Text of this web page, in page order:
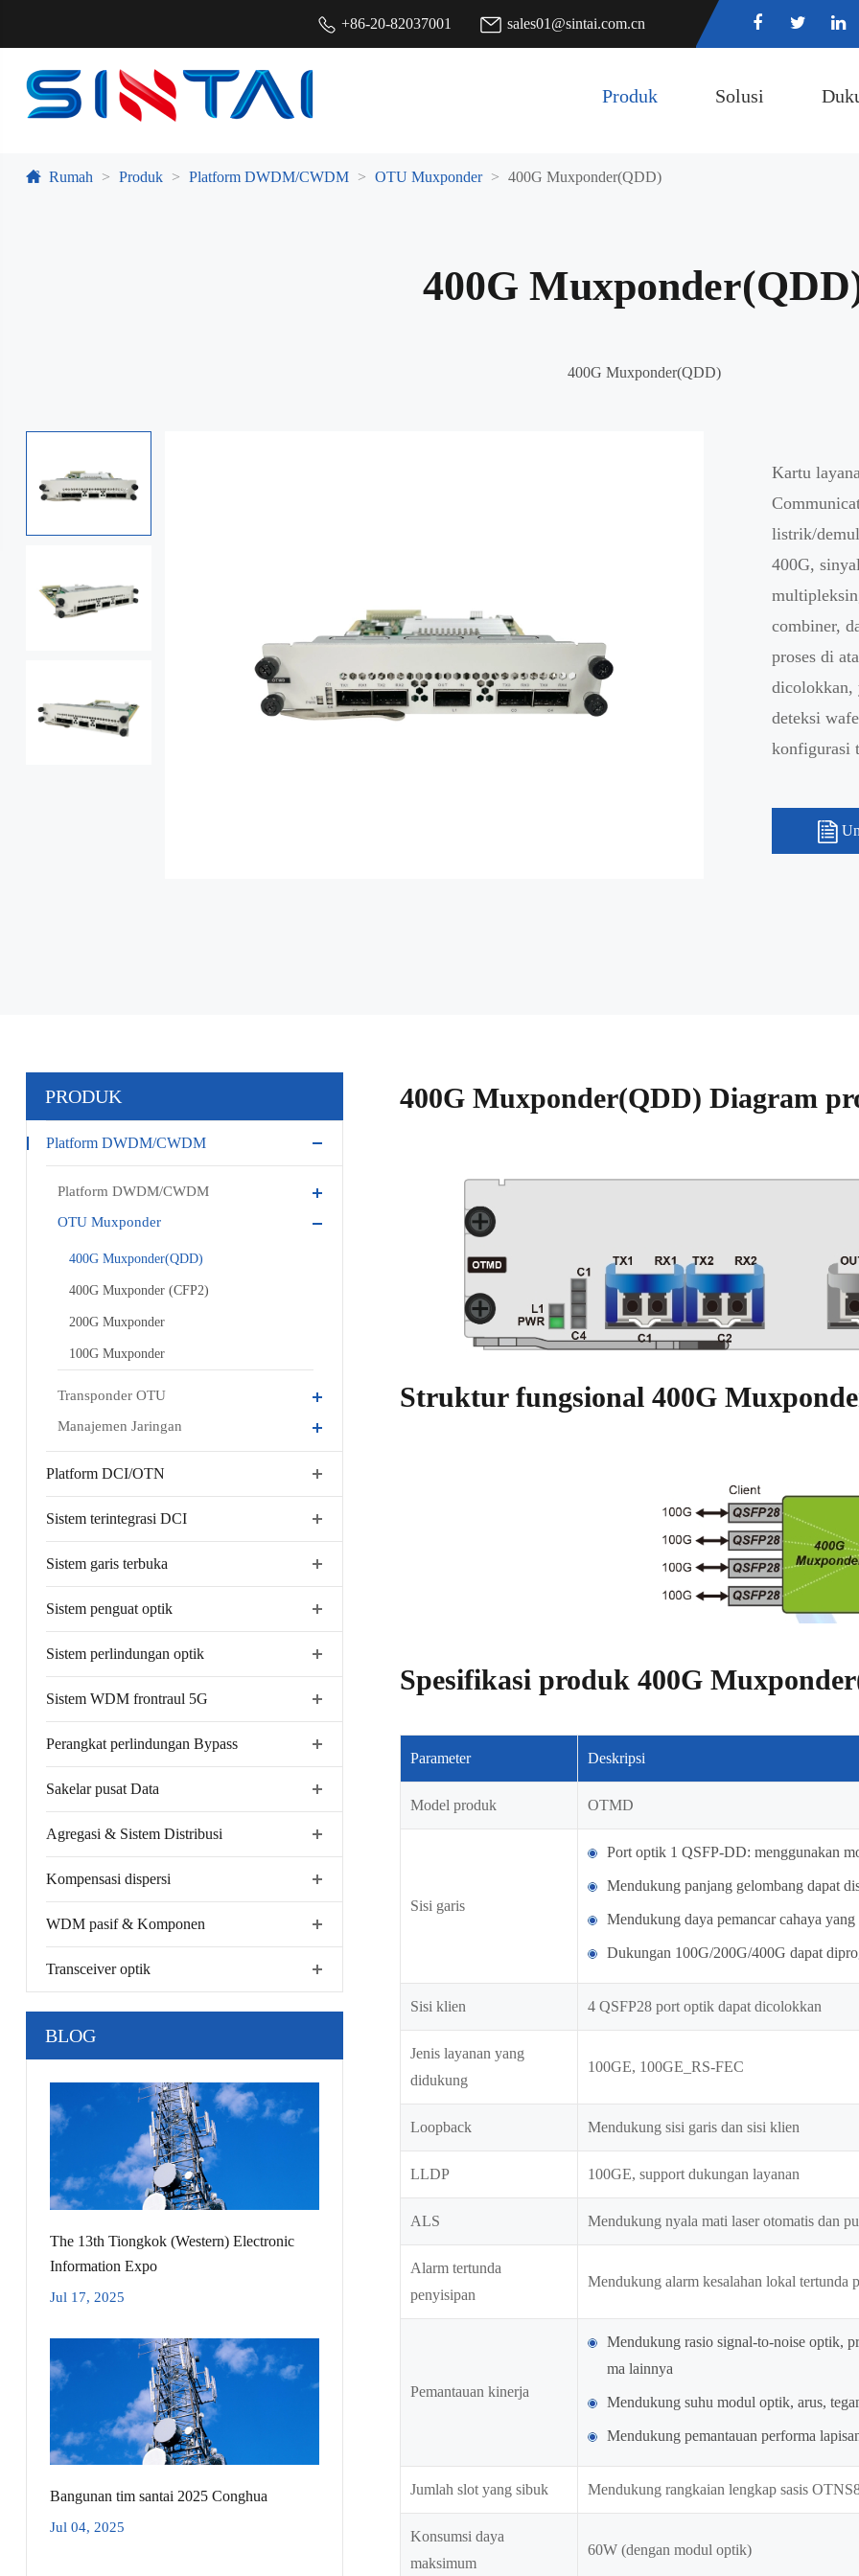
+86-20-82037001 sales01@sintai.com.cn
Produk Solusi
Rumah Produk Platform DWDM/CWDM OTU Muxponder 400G Muxponder(QDD)
400G
400G Muxponder(QDD)
Kartu
listrik/
400G,
combiner,
proses di
dicolokkan,
deteksi
konfigurasi
PRODUK
Platform DWDM/CWDM
Platform DWDM/CWDM
OTU Muxponder
400G Muxponder(QDD)
400G Muxponder (CFP2)
200G Muxponder
100G Muxponder
Transponder OTU
Manajemen Jaringan
Platform DCI/OTN
Sistem terintegrasi DCI
Sistem garis terbuka
Sistem penguat optik
Sistem perlindungan optik
Sistem WDM frontraul 5G
Perangkat perlindungan Bypass
Sakelar pusat Data
Agregasi & Sistem Distribusi
Kompensasi dispersi
WDM pasif & Komponen
Transceiver optik
BLOG
The 13th Tiongkok (Western) Electronic
Information Expo
Jul 17, 2025
Bangunan tim santai 2025 Conghua
Jul 04, 2025
400G Muxponder(QDD) Diagram
Struktur fungsional 400G
Spesifikasi produk 400G
Parameter Deskripsi
Model produk OTMD
Sisi garis
Port optik 1 QSFP-DD: menggunakan
Mendukung panjang gelombang dapat
Mendukung daya pemancar cahaya
Dukungan 100G/200G/400G dapat
Sisi klien 4 QSFP28 port optik dapat dicolokkan
Jenis layanan yang
didukung
100GE, 100GE_RS-FEC
Loopback Mendukung sisi garis dan sisi klien
LLDP 100GE, support dukungan layanan
ALS Mendukung nyala mati laser otomatis dan
Alarm tertunda
penyisipan
Mendukung alarm kesalahan lokal tertunda
Pemantauan kinerja
Mendukung rasio signal-to-noise optik,
ma lainnya
Mendukung suhu modul optik, arus,
Mendukung pemantauan performa
Jumlah slot yang sibuk Mendukung rangkaian lengkap sasis
Konsumsi daya
maksimum
60W (dengan modul optik)